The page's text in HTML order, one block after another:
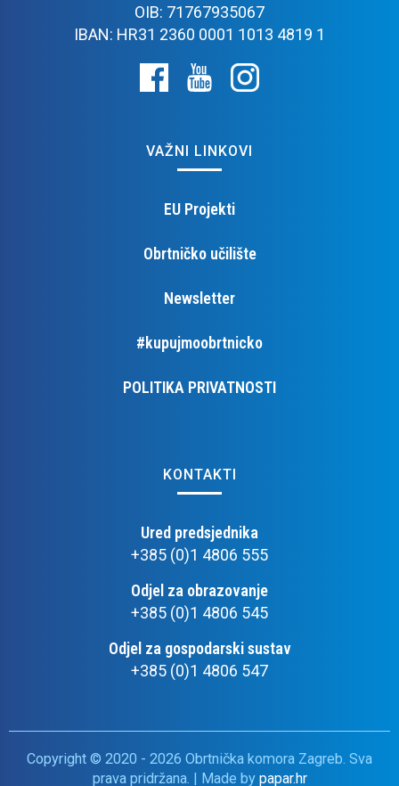
OIB: 71767935067
IBAN: HR31 2360 0001 1013 4819 1
VAŽNI LINKOVI
EU Projekti
Obrtničko učilište
Newsletter
#kupujmoobrtnicko
POLITIKA PRIVATNOSTI
KONTAKTI
Ured predsjednika
+385 (0)1 4806 555
Odjel za obrazovanje
+385 (0)1 4806 545
Odjel za gospodarski sustav
+385 (0)1 4806 547
Copyright © 2020 - 2026 Obrtnička komora Zagreb. Sva
prava pridržana. | Made by papar.hr